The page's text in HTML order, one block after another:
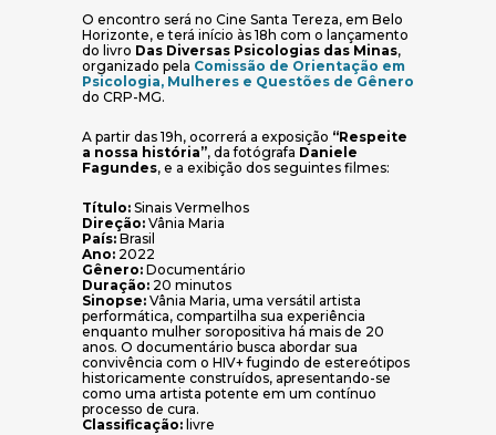
O encontro será no Cine Santa Tereza, em Belo
Horizonte, e terá início às 18h com o lançamento
do livro Das Diversas Psicologias das Minas,
organizado pela Comissão de Orientação em
Psicologia, Mulheres e Questões de Gênero
do CRP-MG.
A partir das 19h, ocorrerá a exposição “Respeite
a nossa história”, da fotógrafa Daniele
Fagundes, e a exibição dos seguintes filmes:
Título: Sinais Vermelhos
Direção: Vânia Maria
País: Brasil
Ano: 2022
Gênero: Documentário
Duração: 20 minutos
Sinopse: Vânia Maria, uma versátil artista
performática, compartilha sua experiência
enquanto mulher soropositiva há mais de 20
anos. O documentário busca abordar sua
convivência com o HIV+ fugindo de estereótipos
historicamente construídos, apresentando-se
como uma artista potente em um contínuo
processo de cura.
Classificação: livre